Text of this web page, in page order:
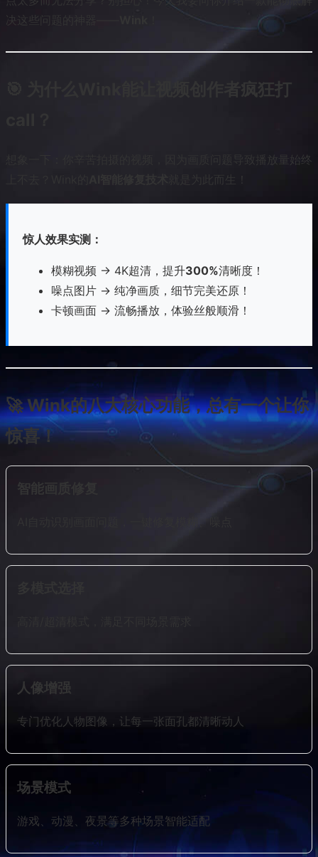
决这些问题的神器——
🎯 为什么Wink能让视频创作者疯狂打
想象一下：你辛苦拍摄的视频，因为画质问题导致播放量始终
惊人效果实测：
模糊视频 → 4K超清，提升300%清晰度！
噪点图片 → 纯净画质，细节完美还原！
卡顿画面 → 流畅播放，体验丝般顺滑！
🚀 Wink的八大核心功能，总有一个让你
惊喜！
智能画质修复
人像增强
专门优化人物图像，让每一张面孔都清晰动人
场景模式
游戏、动漫、夜景等多种场景智能适配